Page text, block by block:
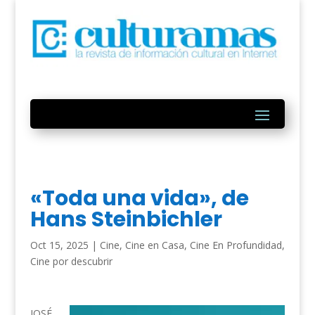
«Toda una vida», de
Hans Steinbichler
Oct 15, 2025 | Cine, Cine en Casa, Cine En Profundidad,
Cine por descubrir